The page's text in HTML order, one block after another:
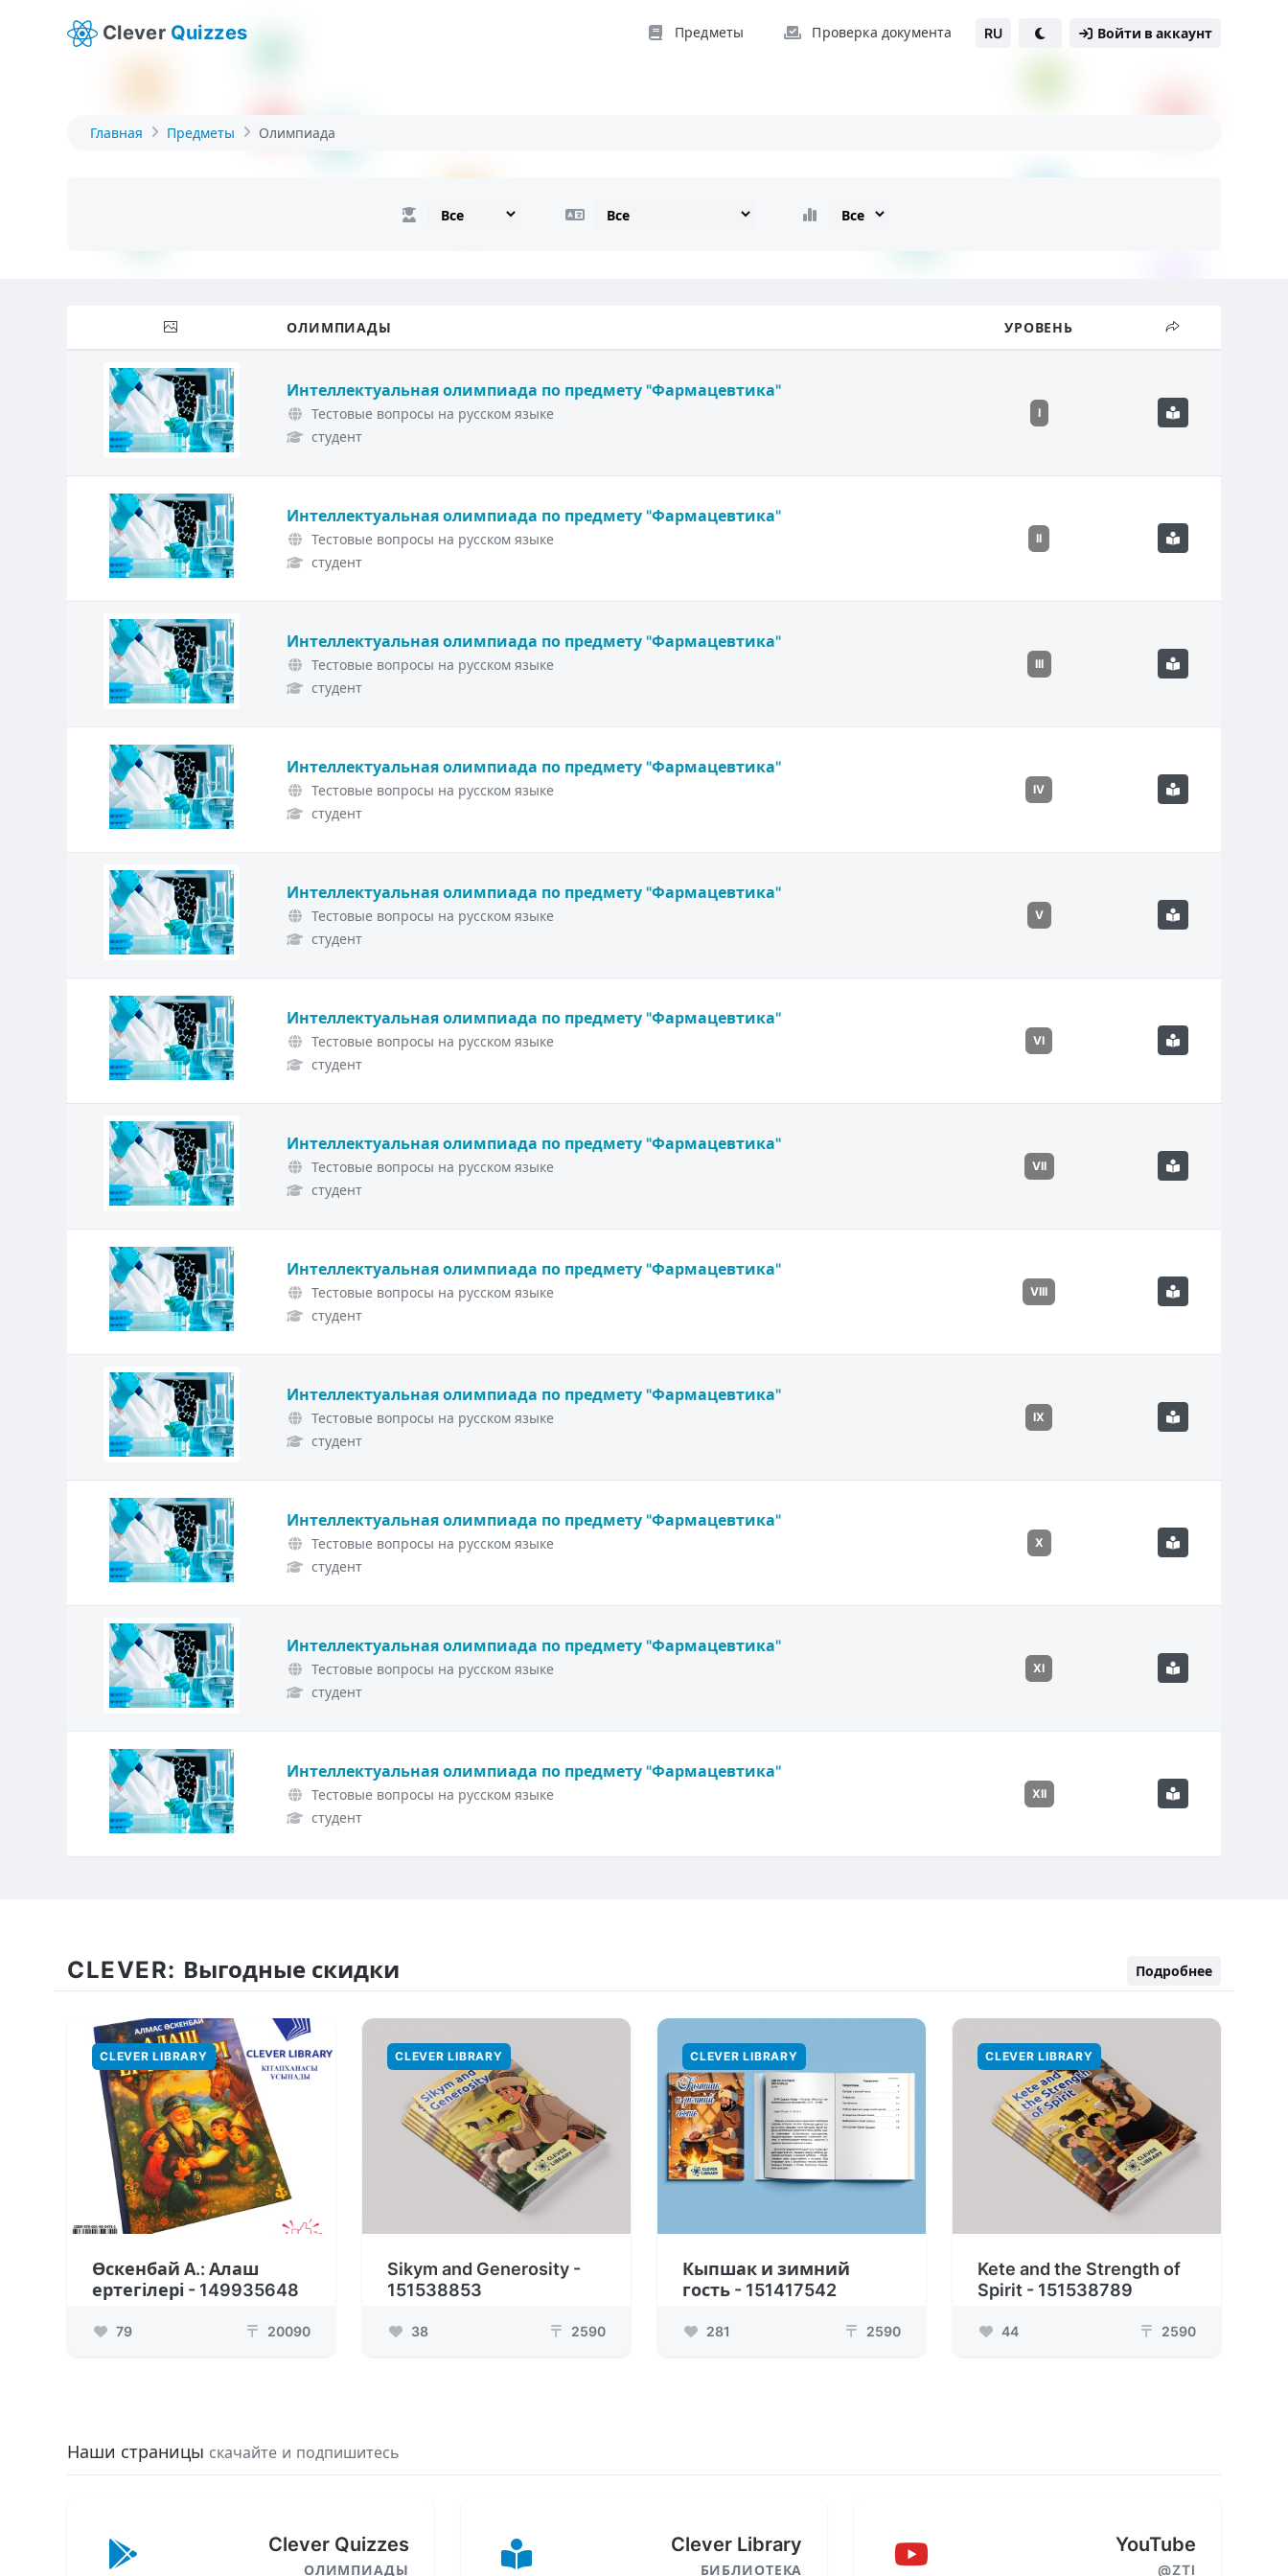
Clever Quizzes Предметы Проверка документа RU Войти в аккаунт
Главная Предметы Олимпиада
ОЛИМПИАДЫ УРОВЕНЬ
Интеллектуальная олимпиада по предмету "Фармацевтика"
Тестовые вопросы на русском языке
студент
I
Интеллектуальная олимпиада по предмету "Фармацевтика"
Тестовые вопросы на русском языке
студент
II
Интеллектуальная олимпиада по предмету "Фармацевтика"
Тестовые вопросы на русском языке
студент
III
Интеллектуальная олимпиада по предмету "Фармацевтика"
Тестовые вопросы на русском языке
студент
IV
Интеллектуальная олимпиада по предмету "Фармацевтика"
Тестовые вопросы на русском языке
студент
V
Интеллектуальная олимпиада по предмету "Фармацевтика"
Тестовые вопросы на русском языке
студент
VI
Интеллектуальная олимпиада по предмету "Фармацевтика"
Тестовые вопросы на русском языке
студент
VII
Интеллектуальная олимпиада по предмету "Фармацевтика"
Тестовые вопросы на русском языке
студент
VIII
Интеллектуальная олимпиада по предмету "Фармацевтика"
Тестовые вопросы на русском языке
студент
IX
Интеллектуальная олимпиада по предмету "Фармацевтика"
Тестовые вопросы на русском языке
студент
X
Интеллектуальная олимпиада по предмету "Фармацевтика"
Тестовые вопросы на русском языке
студент
XI
Интеллектуальная олимпиада по предмету "Фармацевтика"
Тестовые вопросы на русском языке
студент
XII
CLEVER: Выгодные скидки Подробнее
CLEVER LIBRARY
Өскенбай А.: Алаш
ертегілері - 149935648
79 ₸ 20090
CLEVER LIBRARY
Sikym and Generosity -
151538853
38 ₸ 2590
CLEVER LIBRARY
Кыпшак и зимний
гость - 151417542
281 ₸ 2590
CLEVER LIBRARY
Kete and the Strength of
Spirit - 151538789
44 ₸ 2590
Наши страницы скачайте и подпишитесь
Clever Quizzes
ОЛИМПИАДЫ
Clever Library
БИБЛИОТЕКА
YouTube
@ZTI